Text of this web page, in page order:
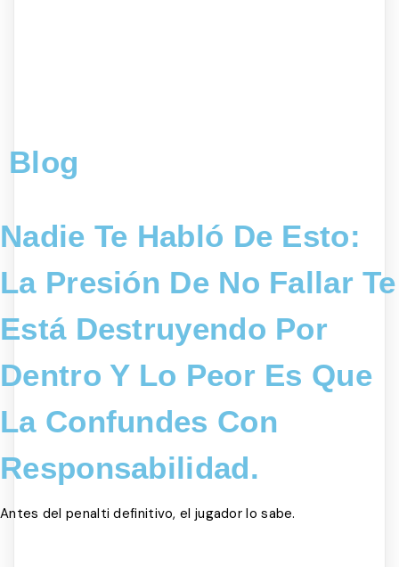
Blog
Nadie Te Habló De Esto:
La Presión De No Fallar Te
Está Destruyendo Por
Dentro Y Lo Peor Es Que
La Confundes Con
Responsabilidad.
Antes del penalti definitivo, el jugador lo sabe.